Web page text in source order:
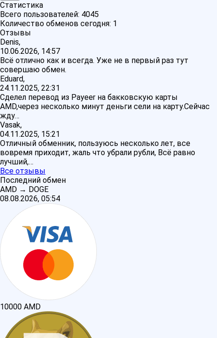
Статистика
Всего пользователей: 4045
Количество обменов сегодня: 1
Отзывы
Denis,
10.06.2026, 14:57
Всё отлично как и всегда. Уже не в первый раз тут
совершаю обмен.
Eduard,
24.11.2025, 22:31
Сделел перевод из Payeer на бакковскую карты
AMD,через несколько минут деньги сели на карту.Сейчас
жду…
Vasak,
04.11.2025, 15:21
Отличный обменник, пользуюсь несколько лет, все
вовремя приходит, жаль что убрали рубли, Всё равно
лучший,…
Все отзывы
Последний обмен
AMD → DOGE
08.08.2026, 05:54
10000 AMD